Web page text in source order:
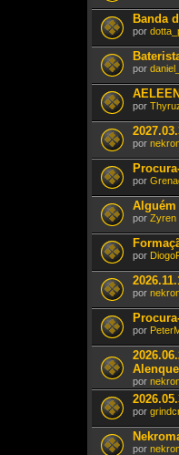
Banda
por
por
por
por
por
Alguém
por Zyren
por
por
por
por
por
por